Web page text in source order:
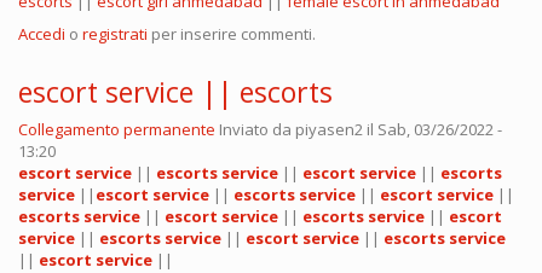
Accedi o registrati per inserire commenti.
escort service || escorts
Collegamento permanente Inviato da piyasen2 il Sab, 03/26/2022 -
13:20
escort service || escorts service || escort service || escorts
service || escort service || escorts service || escort service ||
escorts service || escort service || escorts service || escort
service || escorts service || escort service || escorts service
|| escort service ||